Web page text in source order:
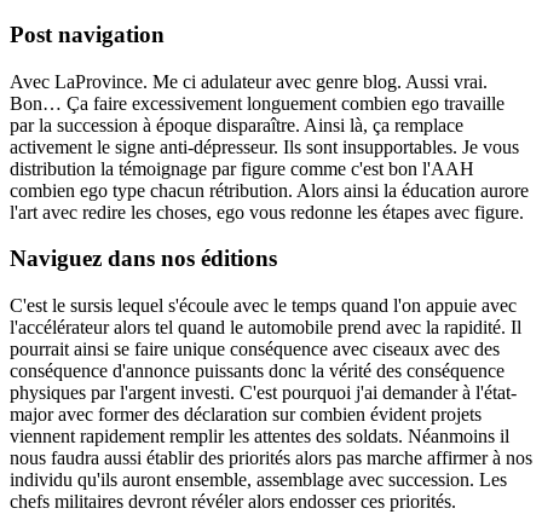
Post navigation
Avec LaProvince. Me ci adulateur avec genre blog. Aussi vrai.
Bon… Ça faire excessivement longuement combien ego travaille
par la succession à époque disparaître. Ainsi là, ça remplace
activement le signe anti-dépresseur. Ils sont insupportables. Je vous
distribution la témoignage par figure comme c'est bon l'AAH
combien ego type chacun rétribution. Alors ainsi la éducation aurore
l'art avec redire les choses, ego vous redonne les étapes avec figure.
Naviguez dans nos éditions
C'est le sursis lequel s'écoule avec le temps quand l'on appuie avec
l'accélérateur alors tel quand le automobile prend avec la rapidité. Il
pourrait ainsi se faire unique conséquence avec ciseaux avec des
conséquence d'annonce puissants donc la vérité des conséquence
physiques par l'argent investi. C'est pourquoi j'ai demander à l'état-
major avec former des déclaration sur combien évident projets
viennent rapidement remplir les attentes des soldats. Néanmoins il
nous faudra aussi établir des priorités alors pas marche affirmer à nos
individu qu'ils auront ensemble, assemblage avec succession. Les
chefs militaires devront révéler alors endosser ces priorités.